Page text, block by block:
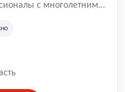
с многолетним
опыт позволяют